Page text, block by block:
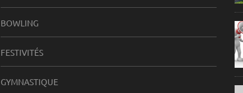
BOWLING
FESTIVITÉS
GYMNASTIQUE